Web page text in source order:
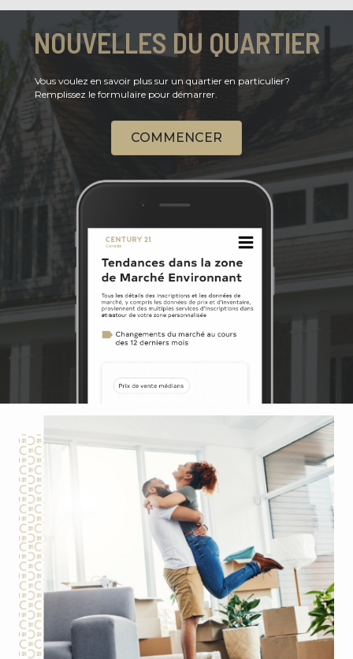
NOUVELLES DU QUARTIER
Vous voulez en savoir plus sur un quartier en particulier?
Remplissez le formulaire pour démarrer.
COMMENCER